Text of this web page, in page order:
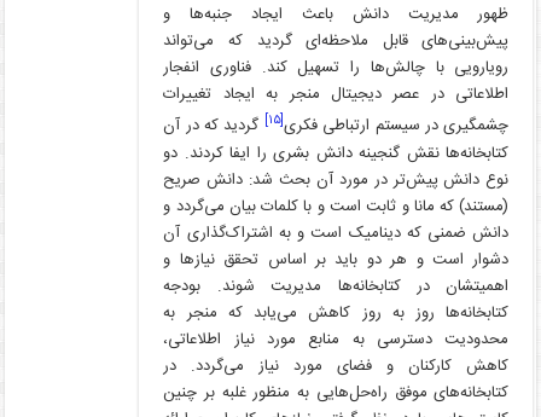
ظهور مدیریت دانش باعث ایجاد جنبه‌ها و
پیش‌بینی‌های قابل ملاحظه‌ای گردید که می‌تواند
رویارویی با چالش‌ها را تسهیل کند. فناوری انفجار
اطلاعاتی در عصر دیجیتال منجر به ایجاد تغییرات
چشمگیری در سیستم ارتباطی فکری[۱۵]
گردید که در آن
کتابخانه‌ها نقش گنجینه دانش بشری را ایفا کردند. دو
نوع دانش پیش‌تر در مورد آن بحث شد: دانش صریح
(مستند) که مانا و ثابت است و با کلمات بیان می‌گردد و
دانش ضمنی که دینامیک است و به اشتراک‌گذاری آن
دشوار است و هر دو باید بر اساس تحقق نیازها و
اهمیتشان در کتابخانه‌ها مدیریت شوند. بودجه
کتابخانه‌ها روز به روز کاهش می‌یابد که منجر به
محدودیت دسترسی به منابع مورد نیاز اطلاعاتی،
کاهش کارکنان و فضای مورد نیاز می‌گردد. در
کتابخانه‌های موفق راه‌حل‌هایی به منظور غلبه بر چنین